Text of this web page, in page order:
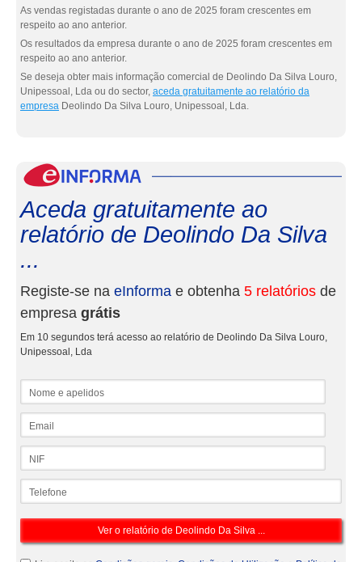
As vendas registadas durante o ano de 2025 foram crescentes em
respeito ao ano anterior.
Os resultados da empresa durante o ano de 2025 foram crescentes em
respeito ao ano anterior.
Se deseja obter mais informação comercial de Deolindo Da Silva Louro,
Unipessoal, Lda ou do sector, aceda gratuitamente ao relatório da
empresa Deolindo Da Silva Louro, Unipessoal, Lda.
Aceda gratuitamente ao
relatório de Deolindo Da Silva
...
Registe-se na eInforma e obtenha 5 relatórios de
empresa grátis
Em 10 segundos terá acesso ao relatório de Deolindo Da Silva Louro,
Unipessoal, Lda